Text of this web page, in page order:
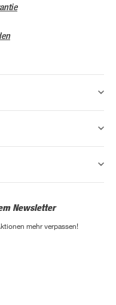
Newsletter
mehr verpassen!